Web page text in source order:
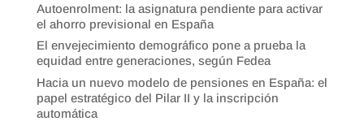
Autoenrolment: la asignatura pendiente para activar
el ahorro previsional en España
El envejecimiento demográfico pone a prueba la
equidad entre generaciones, según Fedea
Hacia un nuevo modelo de pensiones en España: el
papel estratégico del Pilar II y la inscripción
automática